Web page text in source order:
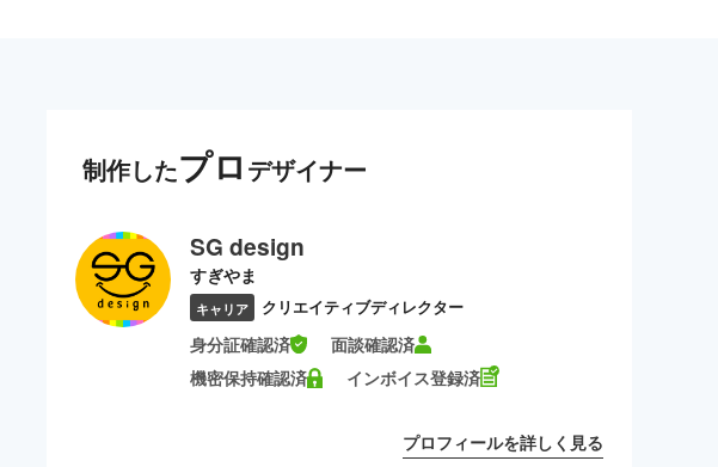
制作したプロ デザイナー
SG design
すぎやま
キャリア クリエイティブディレクター
身分証確認済
面談確認済
機密保持確認済
インボイス登録済
プロフィールを詳しく見る